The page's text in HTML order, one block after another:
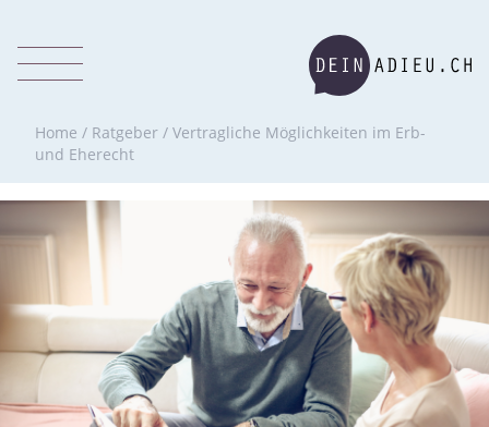
Home / Ratgeber / Vertragliche Möglichkeiten im Erb-
und Eherecht